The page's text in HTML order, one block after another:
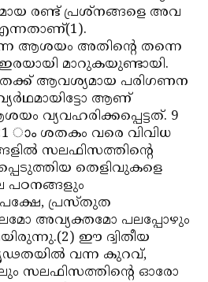
രണ്ട് പ്രശ്നങ്ങളെ അവ
ആശയം അതിന്റെ തന്നെ
മാറുകയുണ്ടായി.
ആവശ്യമായ പരിഗണന
ആണ്
വ്യവഹരിക്കപ്പെട്ടത്. 9
ാം ശതകം വരെ വിവിധ
സലഫിസത്തിന്റെ
തെളിവുകളെ
പഠനങ്ങളും
പക്ഷേ, പ്രസ്തുത
അവ്യക്തമോ പലപ്പോഴും
ഈ ദ്വിതീയ
വന്ന കുറവ്,
സലഫിസത്തിന്റെ ഓരോ